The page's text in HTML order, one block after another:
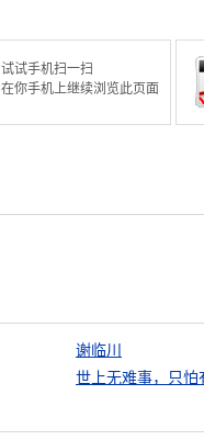
试试手机扫一扫
在你手机上继续浏览此页面
谢临川